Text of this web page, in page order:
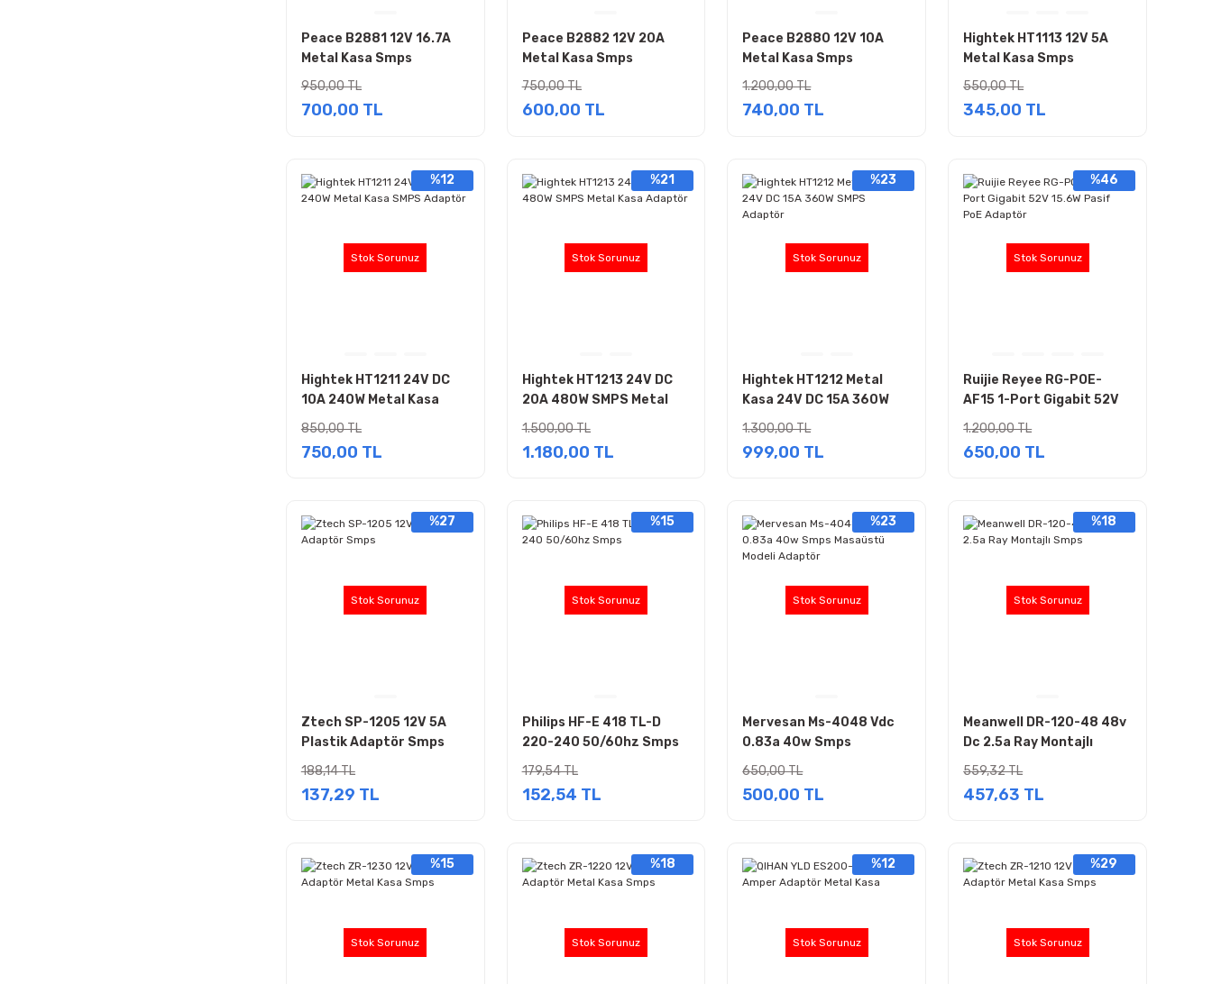
Peace B2881 12V 16.7A
Metal Kasa Smps
Adaptör
950,00 TL
700,00 TL
Peace B2882 12V 20A
Metal Kasa Smps
Adaptör
750,00 TL
600,00 TL
Peace B2880 12V 10A
Metal Kasa Smps
Adaptör
1.200,00 TL
740,00 TL
Hightek HT1113 12V 5A
Metal Kasa Smps
Apaptör
550,00 TL
345,00 TL
Stok Sorunuz
%12
Hightek HT1211 24V DC
10A 240W Metal Kasa
SMPS Adaptör
850,00 TL
750,00 TL
Stok Sorunuz
%21
Hightek HT1213 24V DC
20A 480W SMPS Metal
Kasa Adaptör
1.500,00 TL
1.180,00 TL
Stok Sorunuz
%23
Hightek HT1212 Metal
Kasa 24V DC 15A 360W
SMPS Adaptör
1.300,00 TL
999,00 TL
Stok Sorunuz
%46
Ruijie Reyee RG-POE-
AF15 1-Port Gigabit 52V
15.6W Pasif PoE Adaptör
1.200,00 TL
650,00 TL
Stok Sorunuz
%27
Ztech SP-1205 12V 5A
Plastik Adaptör Smps
188,14 TL
137,29 TL
Stok Sorunuz
%15
Philips HF-E 418 TL-D
220-240 50/60hz Smps
179,54 TL
152,54 TL
Stok Sorunuz
%23
Mervesan Ms-4048 Vdc
0.83a 40w Smps
Masaüstü Modeli Adaptör
650,00 TL
500,00 TL
Stok Sorunuz
%18
Meanwell DR-120-48 48v
Dc 2.5a Ray Montajlı
Smps
559,32 TL
457,63 TL
Stok Sorunuz
%15
Stok Sorunuz
%18
Stok Sorunuz
%12
Stok Sorunuz
%29